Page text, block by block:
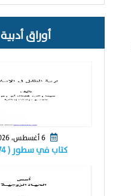
أوراق أدبية
كتاب في سطور ( ٢٧٤) …